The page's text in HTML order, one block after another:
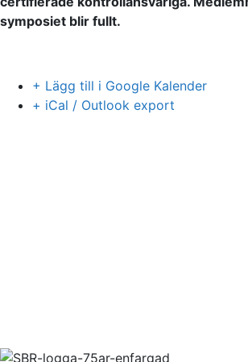
symposiet blir fullt.
+ Lägg till i Google Kalender
+ iCal / Outlook export